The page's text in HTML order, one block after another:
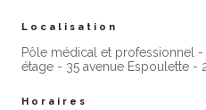
Localisation
Pôle médical et professionnel
étage - 35 avenue Espoulette -
Horaires